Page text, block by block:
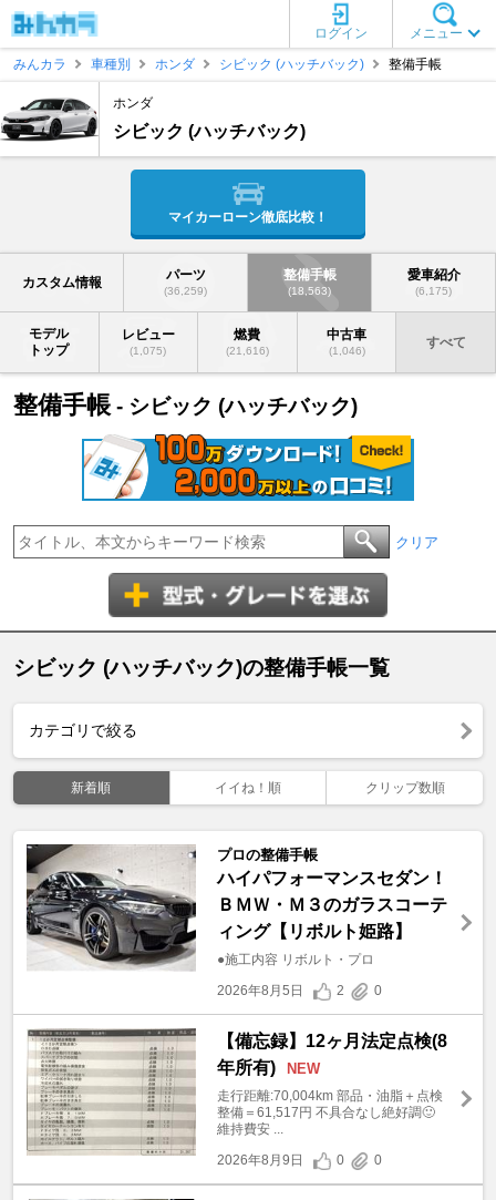
メニュー
ログイン
みんカラ
車種別 ホンダ シビック (ハッチバック) 整備手帳
ホンダ
シビック (ハッチバック)
マイカーローン徹底比較！
カスタム情報 パーツ
(36,259)
整備手帳
(18,563)
愛車紹介
(6,175)
モデル
トップ
レビュー
(1,075)
燃費
(21,616)
中古車
(1,046)
すべて
整備手帳 - シビック (ハッチバック)
クリア
シビック (ハッチバック)の整備手帳一覧
カテゴリで絞る
新着順 イイね！順 クリップ数順
プロの整備手帳
ハイパフォーマンスセダン！
ＢＭＷ・Ｍ３のガラスコーテ
ィング【リボルト姫路】
●施工内容 リボルト・プロ
2026年8月5日
2 0
【備忘録】12ヶ月法定点検(8
年所有)
NEW
走行距離:70,004km 部品・油脂＋点検
整備＝61,517円 不具合なし絶好調🙂
維持費安 ...
2026年8月9日
0 0